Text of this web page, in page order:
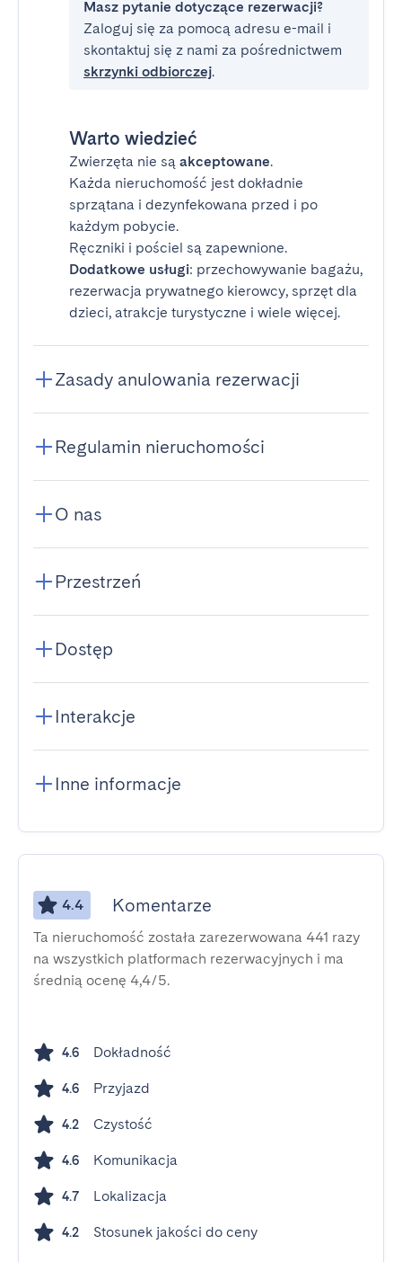
Masz pytanie dotyczące rezerwacji?
Zaloguj się za pomocą adresu e-mail i
skontaktuj się z nami za pośrednictwem
skrzynki odbiorczej.
Warto wiedzieć
Zwierzęta nie są akceptowane.
Każda nieruchomość jest dokładnie
sprzątana i dezynfekowana przed i po
każdym pobycie.
Ręczniki i pościel są zapewnione.
Dodatkowe usługi: przechowywanie bagażu,
rezerwacja prywatnego kierowcy, sprzęt dla
dzieci, atrakcje turystyczne i wiele więcej.
Zasady anulowania rezerwacji
Regulamin nieruchomości
O nas
Przestrzeń
Dostęp
Interakcje
Inne informacje
4.4 Komentarze
Ta nieruchomość została zarezerwowana 441 razy
na wszystkich platformach rezerwacyjnych i ma
średnią ocenę 4,4/5.
4.6 Dokładność
4.6 Przyjazd
4.2 Czystość
4.6 Komunikacja
4.7 Lokalizacja
4.2 Stosunek jakości do ceny